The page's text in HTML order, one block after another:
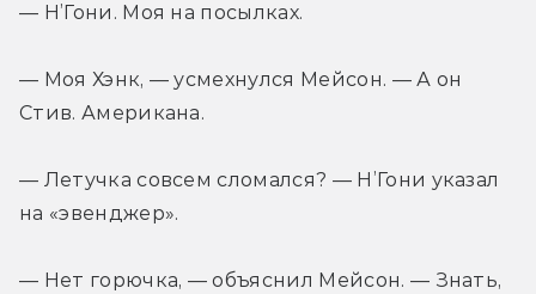
— Н’Гони. Моя на посылках.
— Моя Хэнк, — усмехнулся Мейсон. — А он
Стив. Американа.
— Летучка совсем сломался? — Н’Гони указал
на «эвенджер».
— Нет горючка, — объяснил Мейсон. — Знать,